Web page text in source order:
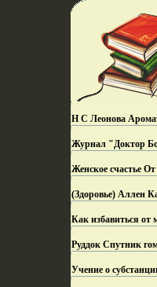
Н С Леонова
Журнал "Доктор
Женское счастье
(Здоровье) Аллен
Как избавиться от
Руддок Спутник
Учение о